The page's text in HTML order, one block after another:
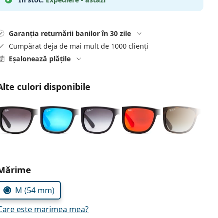
Garanția returnării banilor în 30 zile
Cumpărat deja de mai mult de 1000 clienți
Eșalonează plățile
culori disponibile
parametrii
M (54 mm)
este marimea mea?